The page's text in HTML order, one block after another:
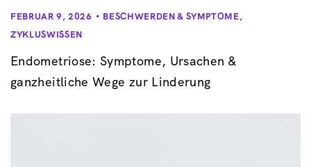
FEBRUAR 9, 2026 BESCHWERDEN & SYMPTOME,
ZYKLUSWISSEN
Endometriose: Symptome, Ursachen &
ganzheitliche Wege zur Linderung